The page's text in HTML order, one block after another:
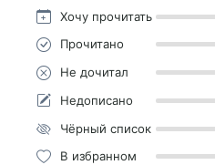
Хочу прочитать
Прочитано
Не дочитал
Недописано
Чёрный список
В избранном